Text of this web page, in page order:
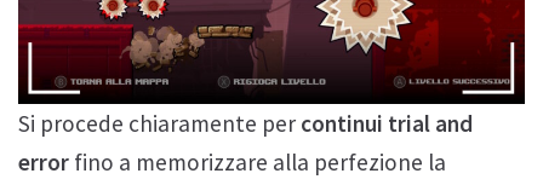
Si procede chiaramente per continui trial and
error fino a memorizzare alla perfezione la